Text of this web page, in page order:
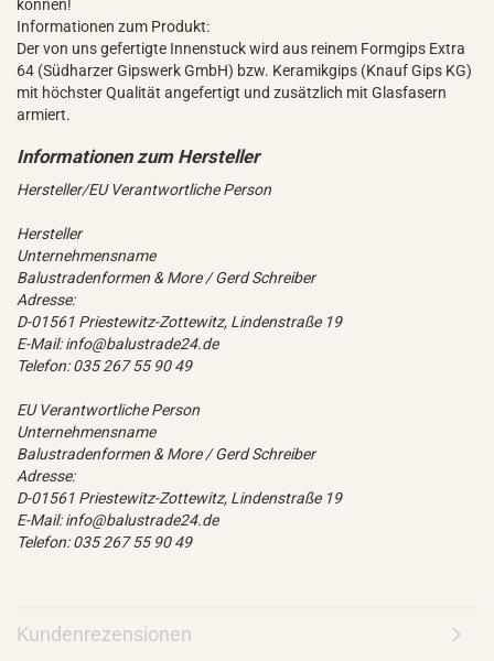
können!
Informationen zum Produkt:
Der von uns gefertigte Innenstuck wird aus reinem Formgips Extra
64 (Südharzer Gipswerk GmbH) bzw. Keramikgips (Knauf Gips KG)
mit höchster Qualität angefertigt und zusätzlich mit Glasfasern
armiert.
Hersteller/EU Verantwortliche Person
Hersteller
Unternehmensname
Balustradenformen & More / Gerd Schreiber
Adresse:
D-01561 Priestewitz-Zottewitz, Lindenstraße 19
E-Mail: info@balustrade24.de
Telefon: 035 267 55 90 49
EU Verantwortliche Person
Unternehmensname
Balustradenformen & More / Gerd Schreiber
Adresse:
D-01561 Priestewitz-Zottewitz, Lindenstraße 19
E-Mail: info@balustrade24.de
Telefon: 035 267 55 90 49
Kundenrezensionen